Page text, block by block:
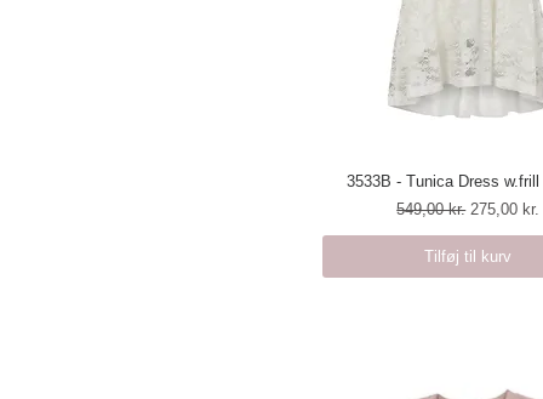
Hurtigvisning
3533B - Tunica Dress w.frill
Regulær pris
549,00 kr. Salgspris
275,00 kr.
Tilføj til kurv